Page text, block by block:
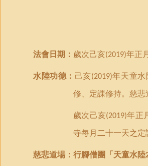
法會日期： 歲次己亥(2019)年正
水陸功德： 己亥(2019)年天童
修、 定課修持。慈
歲次己亥(2019)年正
寺每月二十一天之定
慈悲道場 ：行腳僧團 「天童水陸